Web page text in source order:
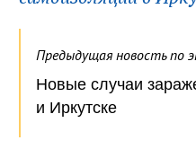
Предыдущая новость по
Новые случаи
и Иркутске